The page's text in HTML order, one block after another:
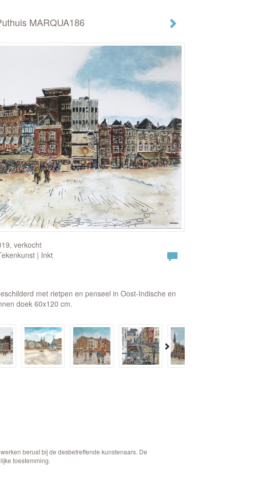
MARQUA186
verkocht
| Inkt
met rietpen en penseel in Oost-Indische en
doek 60x120 cm.
berust bij de desbetreffende kunstenaars. De
toestemming.